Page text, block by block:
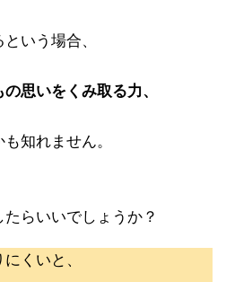
いう場合、
思いをくみ取る力、
も知れません。
らいいでしょうか？
くいと、